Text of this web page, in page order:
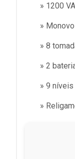
» 1200
»
» 8
» 2
» 9
»